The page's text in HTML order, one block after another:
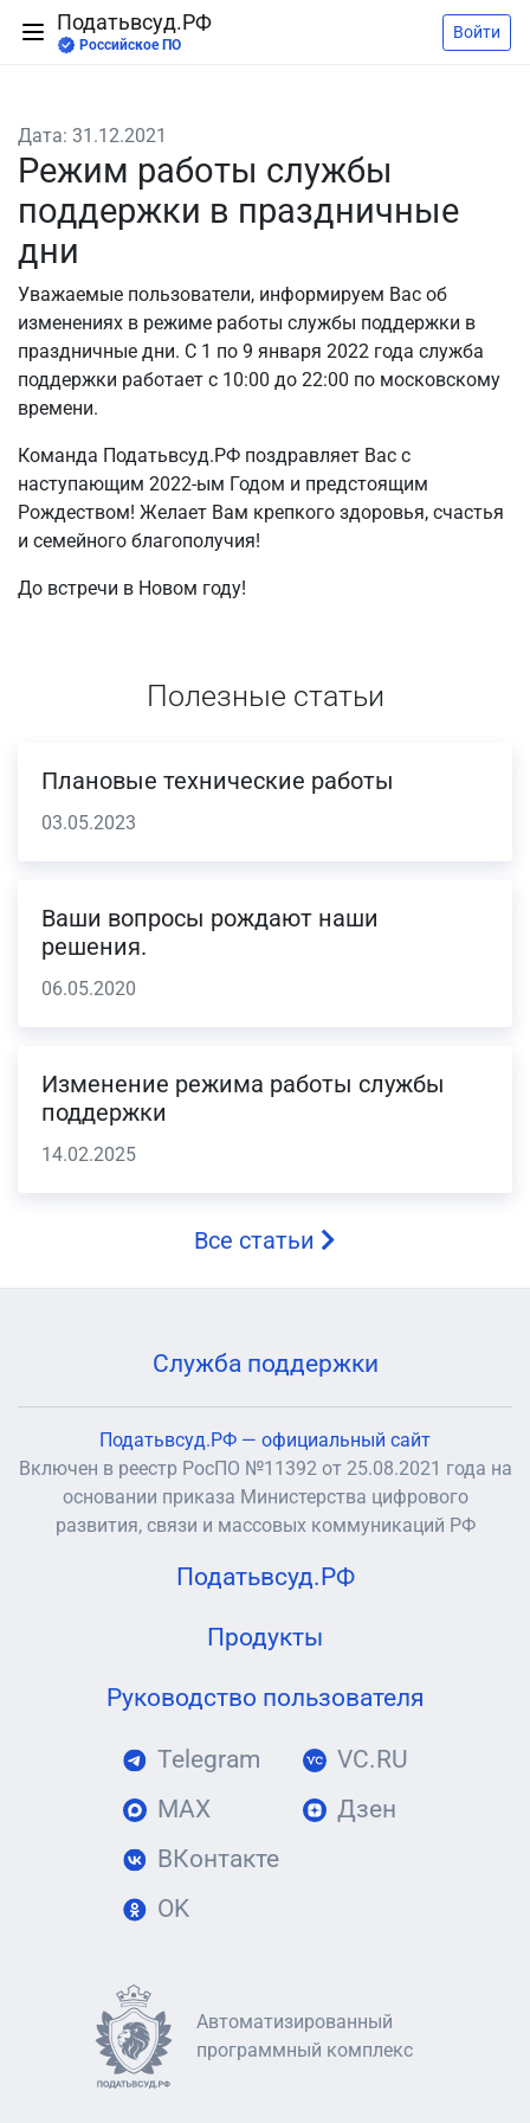
Податьвсуд.РФ
Российское ПО
Войти
Дата: 31.12.2021
Режим работы службы
поддержки в праздничные
дни
Уважаемые пользователи, информируем Вас об
изменениях в режиме работы службы поддержки в
праздничные дни. С 1 по 9 января 2022 года служба
поддержки работает с 10:00 до 22:00 по московскому
времени.
Команда Податьвсуд.РФ поздравляет Вас с
наступающим 2022-ым Годом и предстоящим
Рождеством! Желает Вам крепкого здоровья, счастья
и семейного благополучия!
До встречи в Новом году!
Полезные статьи
Плановые технические работы
03.05.2023
Ваши вопросы рождают наши
решения.
06.05.2020
Изменение режима работы службы
поддержки
14.02.2025
Все статьи
Служба поддержки
Податьвсуд.РФ — официальный сайт
Включен в реестр РосПО №11392 от 25.08.2021 года на
основании приказа Министерства цифрового
развития, связи и массовых коммуникаций РФ
Податьвсуд.РФ
Продукты
Руководство пользователя
Telegram
MAX
ВКонтакте
OK
VC.RU
Дзен
Автоматизированный
программный комплекс